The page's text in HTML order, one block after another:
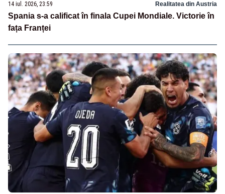
14 iul. 2026, 23:59 Realitatea din Austria
Spania s-a calificat în finala Cupei Mondiale. Victorie în
fața Franței